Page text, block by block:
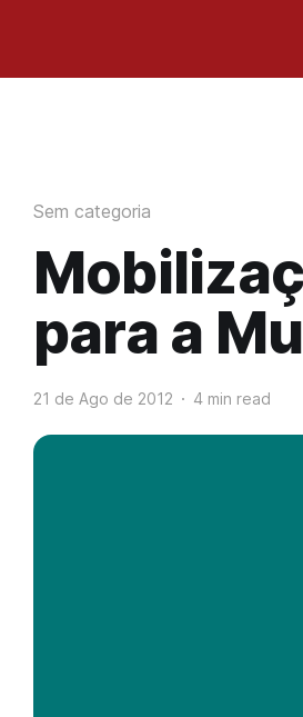
Sem categoria
para a
21 de Ago de 2012 4 min read